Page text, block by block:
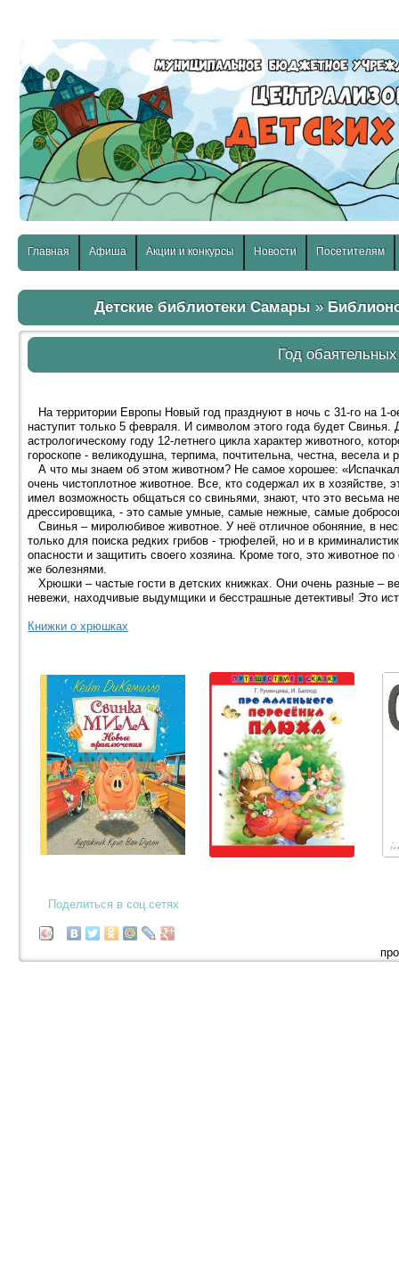
Главная Афиша Акции и конкурсы Новости Посетителям
Детские библиотеки Самары»
Год
На территории Европы Новый год празднуют в ночь с 31-го на 1-
наступит только 5 февраля. И символом этого года будет
астрологическому году 12-летнего цикла характер животного,
гороскопе - великодушна, терпима, почтительна, честна, весела и
А что мы знаем об этом животном? Не самое хорошее:
очень чистоплотное животное. Все, кто содержал их в хозяйстве,
имел возможность общаться со свиньями, знают, что это весьма
дрессировщика, - это самые умные, самые нежные, самые
Свинья – миролюбивое животное. У неё отличное обоняние, в
только для поиска редких грибов - трюфелей, но и в
опасности и защитить своего хозяина. Кроме того, это животное
же болезнями.
Хрюшки – частые гости в детских книжках. Они очень разные –
невежи, находчивые выдумщики и бесстрашные детективы! Это
Книжки о хрюшках
Поделиться в соц.сетях